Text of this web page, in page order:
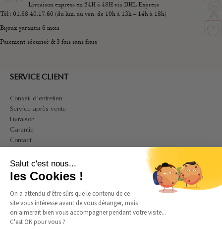
Salut c'est nous...
les Cookies !
On a attendu d'être sûrs que le contenu de ce
site vous intéresse avant de vous déranger, mais
on aimerait bien vous accompagner pendant votre visite...
C'est OK pour vous ?
Livraison express en 24H à 48H via DHL Express
Tél : 01.88.40.17.60 (du lun. au ven. de 10h à 13h – 14h à 18h)
Bijoux garantis 6 mois
Paiement sécurisé & 3 fois sans frais
SERVICE CLIENT
Conseil d'entretien
Service après vente
Livraison
Garantie
Contact
Mon compte
CGU
Politique de confidentialité et de cookies
Mentions légales
Guide des tailles bagues